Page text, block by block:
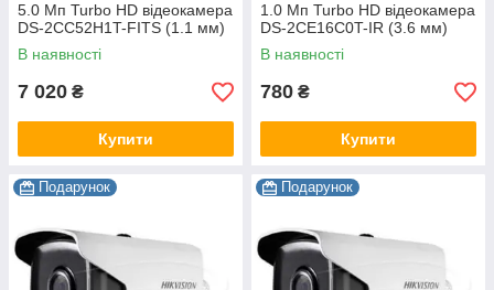
5.0 Мп Turbo HD відеокамера
DS-2CC52H1T-FITS (1.1 мм)
В наявності
7 020 ₴
Купити
1.0 Мп Turbo HD відеокамера
DS-2CE16C0T-IR (3.6 мм)
В наявності
780 ₴
Купити
Подарунок Подарунок